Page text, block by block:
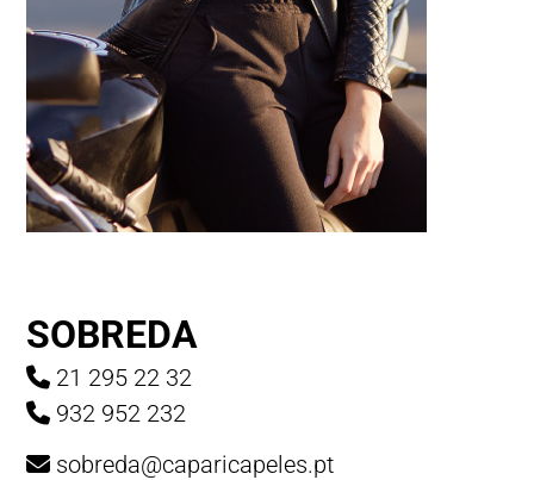
SOBREDA
21 295 22 32
932 952 232
sobreda@caparicapeles.pt